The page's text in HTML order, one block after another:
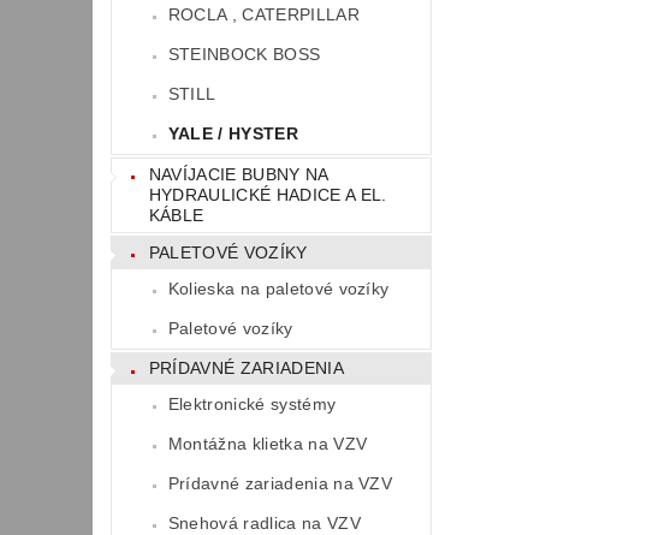
ROCLA , CATERPILLAR
STEINBOCK BOSS
STILL
YALE / HYSTER
NAVÍJACIE BUBNY NA
HYDRAULICKÉ HADICE A EL.
KÁBLE
PALETOVÉ VOZÍKY
Kolieska na paletové vozíky
Paletové vozíky
PRÍDAVNÉ ZARIADENIA
Elektronické systémy
Montážna klietka na VZV
Prídavné zariadenia na VZV
Snehová radlica na VZV